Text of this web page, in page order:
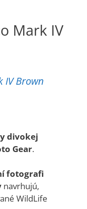
Mark IV
IV Brown
divokej
Gear.
fotografi
navrhujú,
WildLife